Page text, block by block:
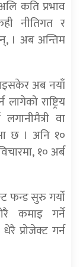
कति प्रभाव
नीतिगत र
। अब अन्तिम
भइसकेर अब नयाँ
राष्ट्रिय
लगानीमैत्री वा
छ । अनि १०
१० अर्ब
फन्ड सुरु गर्यो
कमाइ गर्ने
प्रोजेक्ट गर्न